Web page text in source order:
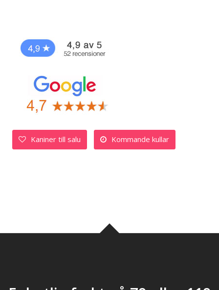
Kaniner till salu Kommande kullar